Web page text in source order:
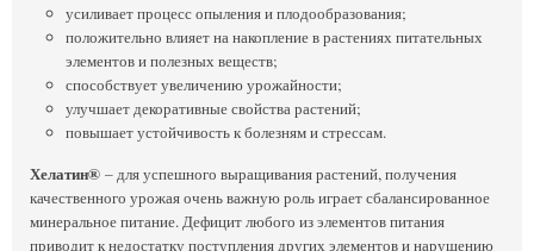
усиливает процесс опыления и плодообразования;
положительно влияет на накопление в растениях питательных
элементов и полезных веществ;
способствует увеличению урожайности;
улучшает декоративные свойства растений;
повышает устойчивость к болезням и стрессам.
Хелатин® – для успешного выращивания растений, получения
качественного урожая очень важную роль играет сбалансированное
минеральное питание. Дефицит любого из элементов питания
приводит к недостатку поступления других элементов и нарушению